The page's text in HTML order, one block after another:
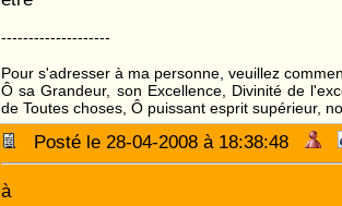
--------------------
Pour s'adresser à ma personne, veuillez
Ô sa Grandeur, son Excellence, Divinité de
de Toutes choses, Ô puissant esprit supérieur,
Posté le 28-04-2008 à 18:38:48
à